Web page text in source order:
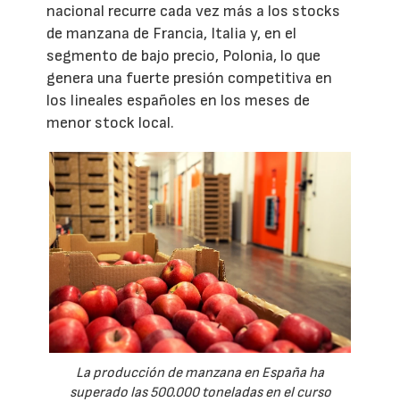
nacional recurre cada vez más a los stocks
de manzana de Francia, Italia y, en el
segmento de bajo precio, Polonia, lo que
genera una fuerte presión competitiva en
los lineales españoles en los meses de
menor stock local.
La producción de manzana en España ha
superado las 500.000 toneladas en el curso